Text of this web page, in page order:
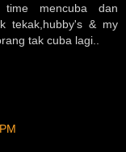
mencuba dan
tekak,hubby's & my
tak cuba lagi..